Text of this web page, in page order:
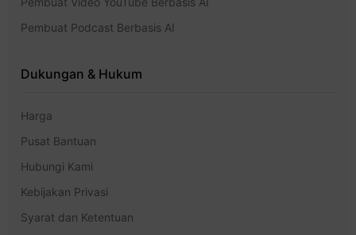
Pembuat Podcast Berbasis AI
Dukungan & Hukum
Harga
Pusat Bantuan
Hubungi Kami
Kebijakan Privasi
Syarat dan Ketentuan